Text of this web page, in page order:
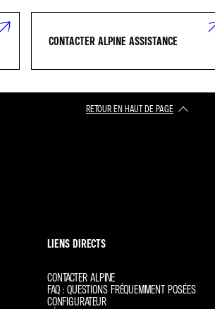
CONTACTER ALPINE ASSISTANCE
RETOUR EN HAUT DE PAGE​
LIENS DIRECTS
CONTACTER ALPINE
FAQ : QUESTIONS FRÉQUEMMENT POSÉES
CONFIGURATEUR